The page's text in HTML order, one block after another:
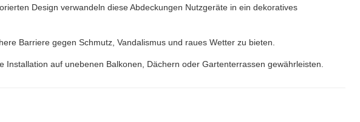
Design verwandeln diese Abdeckungen Nutzgeräte in ein dekoratives
Barriere gegen Schmutz, Vandalismus und raues Wetter zu bieten.
auf unebenen Balkonen, Dächern oder Gartenterrassen gewährleisten.